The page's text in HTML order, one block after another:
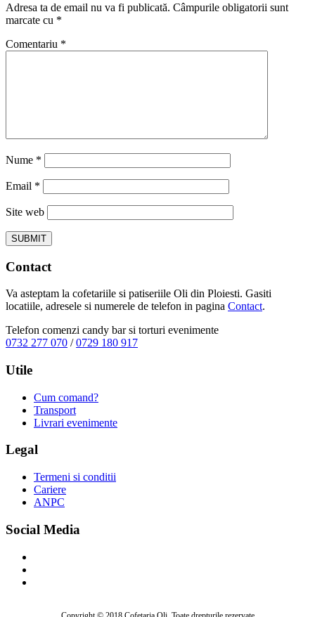
Adresa ta de email nu va fi publicată. Câmpurile obligatorii sunt
marcate cu *
Comentariu *
Nume *
Email *
Site web
Contact
Va asteptam la cofetariile si patiseriile Oli din Ploiesti. Gasiti
locatiile, adresele si numerele de telefon in pagina Contact.
Telefon comenzi candy bar si torturi evenimente
0732 277 070 /0729 180 917
Utile
Cum comand?
Transport
Livrari evenimente
Legal
Termeni si conditii
Cariere
ANPC
Social Media